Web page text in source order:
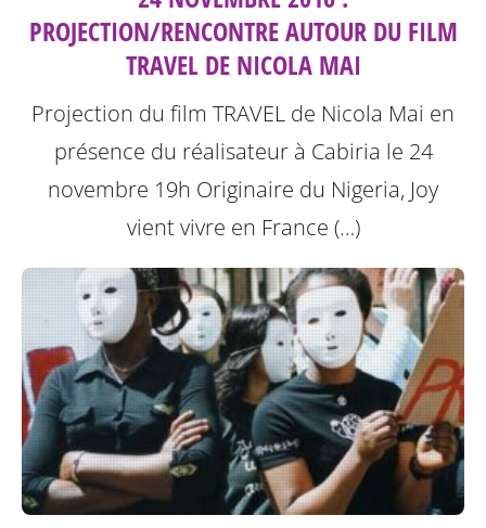
PROJECTION/RENCONTRE AUTOUR DU FILM
TRAVEL DE NICOLA MAI
Projection du film TRAVEL de Nicola Mai en
présence du réalisateur à Cabiria le 24
novembre 19h Originaire du Nigeria, Joy
vient vivre en France (…)